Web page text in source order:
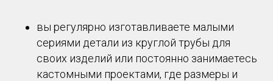
вы регулярно изготавливаете малыми
сериями детали из круглой трубы для
своих изделий или постоянно занимаетесь
кастомными проектами, где размеры и